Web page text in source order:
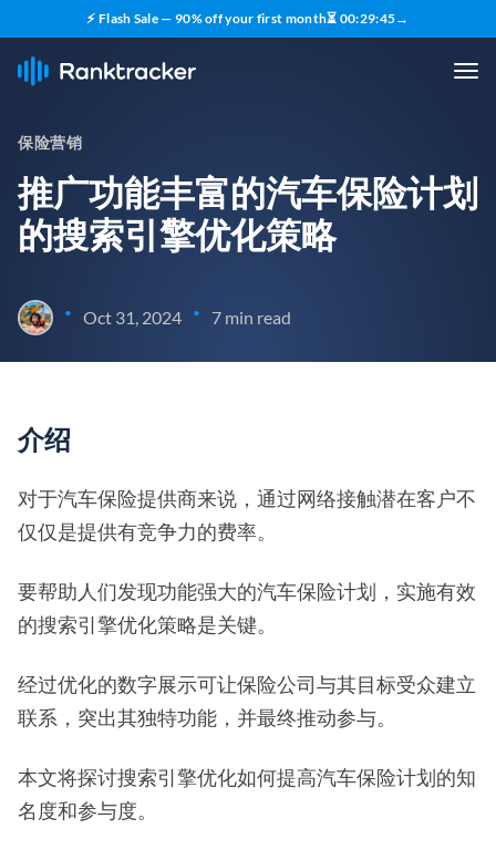
⚡ Flash Sale — 90% off your first month⏳ 00:29:44→
保险营销
推广功能丰富的汽车保险计划
的搜索引擎优化策略
• Oct 31, 2024 • 7 min read
介绍
对于汽车保险提供商来说，通过网络接触潜在客户不
仅仅是提供有竞争力的费率。
要帮助人们发现功能强大的汽车保险计划，实施有效
的搜索引擎优化策略是关键。
经过优化的数字展示可让保险公司与其目标受众建立
联系，突出其独特功能，并最终推动参与。
本文将探讨搜索引擎优化如何提高汽车保险计划的知
名度和参与度。